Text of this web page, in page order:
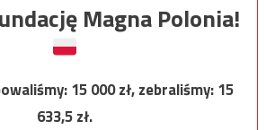
Magna Polonia!
15 000zł, zebraliśmy:15
633,5zł.